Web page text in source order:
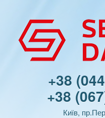
+38
+38
Київ,